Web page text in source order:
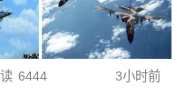
6444 3小时前